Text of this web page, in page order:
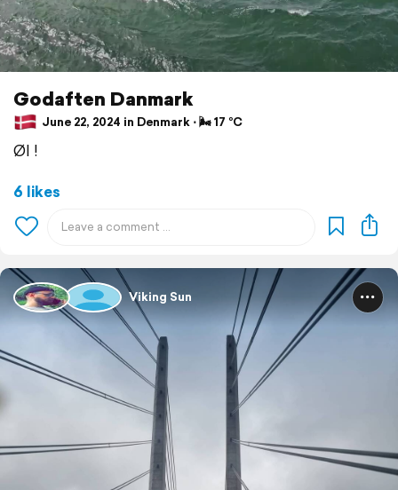
Godaften Danmark
June 22, 2024 in Denmark ⋅ 🌬 17 °C
Øl !
6 likes
Viking Sun